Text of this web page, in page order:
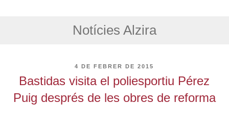
Notícies Alzira
PUBLICAT
4 DE FEBRER DE 2015
Bastidas visita el poliesportiu Pérez
Puig després de les obres de reforma